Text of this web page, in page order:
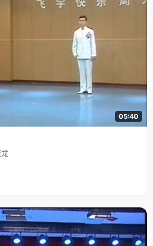
在，同学们都还特别佩服她当时的心态，
到好的还是坏的事情，都要把心态放平
学，还是生活的各方各面。" 遇到心情
当时难过的心情记录下来，把日记本当成
柜子里，"写完以后，心情就会好多了，又
切的称呼她为小武，平时课间，睿颖会主
说心事。因为曾经的失去，睿颖更懂得
曾经关心和帮助过我的每一位老师和同
且快乐，闲暇
锻炼自己的工作能力，又能减轻家庭负
些边远 贫穷的地方帮助当地
每个人都发了一张自己爱心社的小名片，
武睿颖的身上，我们看不到一丝因为生活
强的女孩能一路走好。
05:40